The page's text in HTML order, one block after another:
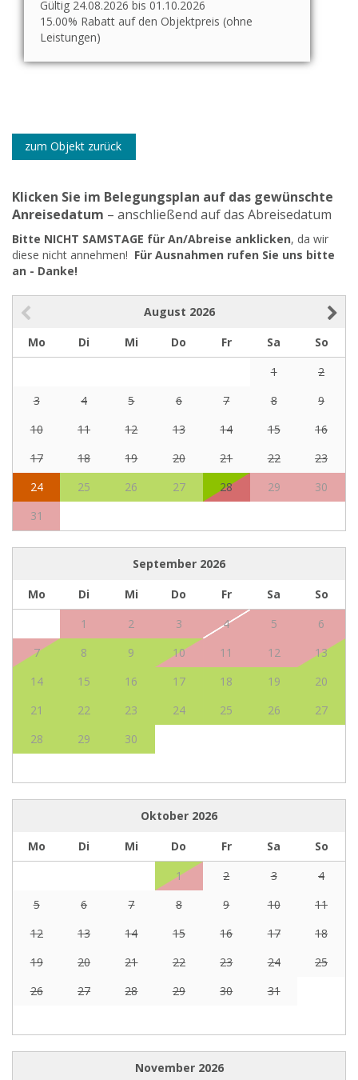
Gültig 24.08.2026 bis 01.10.2026
15.00% Rabatt auf den Objektpreis (ohne
Leistungen)
zum Objekt zurück
Klicken Sie im Belegungsplan auf das gewünschte
Anreisedatum – anschließend auf das Abreisedatum
Bitte NICHT SAMSTAGE für An/Abreise anklicken, da wir
diese nicht annehmen! Für Ausnahmen rufen Sie uns bitte
an - Danke!
August 2026
Mo
Di Mi Do Fr Sa
So
1
2
3
4 5 6 7 8
9
10
11 12 13 14 15
16
17
18 19 20 21 22
23
24
25 26 27 28 29
30
31
September 2026
Mo
Di Mi Do Fr Sa
So
1
2 3 4 5
6
7
8 9 10 11 12
13
14
15 16 17 18 19
20
21
22 23 24 25 26
27
28
29 30
Oktober 2026
Mo
Di Mi Do Fr Sa
So
1
2 3
4
5
6 7 8 9 10
11
12
13 14 15 16 17
18
19
20 21 22 23 24
25
26
27 28 29 30 31
November 2026